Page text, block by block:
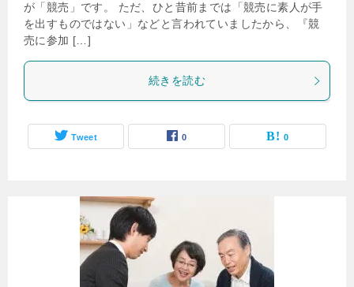
が「競売」です。 ただ、ひと昔前までは「競売に素人が手
を出すものではない」などと言われていましたから、『競
売に参加 […]
続きを読む
Tweet 0 0